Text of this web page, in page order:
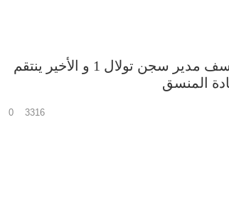
معتقلون إسلاميون يشتكون للمندوب العام تعسف مدير سجن تولال 1 و الأخير ينتقم
المنسق
3316
0